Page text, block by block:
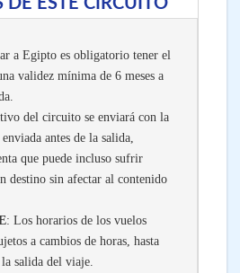
DE ESTE CIRCUITO
a Egipto es obligatorio tener el
validez mínima de 6 meses a
del circuito se enviará con la
antes de la salida,
que puede incluso sufrir
destino sin afectar al contenido
: Los horarios de los vuelos
a cambios de horas, hasta
salida del viaje.